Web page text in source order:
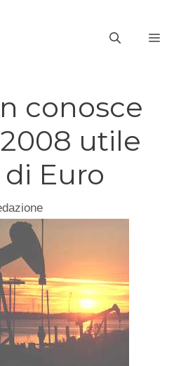
conosce
utile
Euro